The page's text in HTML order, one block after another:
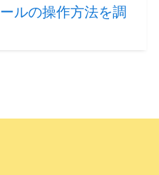
ルの操作方法を調